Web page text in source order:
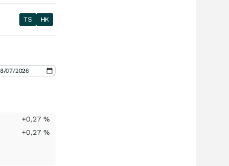
TS HK
+0,27 %
+0,27 %